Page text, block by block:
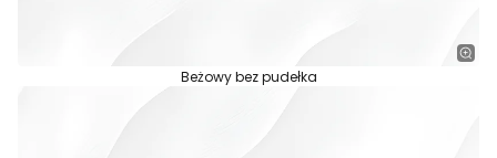
Beżowy bez pudełka